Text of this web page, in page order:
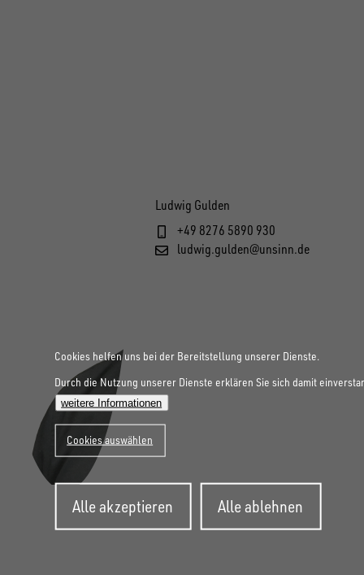
Ludwig Gulden
+49 8276 5890 930
ludwig.gulden@unsinn.de
Cookies helfen uns bei der Bereitstellung unserer Dienste.
Durch die Nutzung unserer Dienste erklären Sie sich damit
weitere Informationen
Cookies auswählen
Alle akzeptieren
zurückziehen
Alle ablehnen